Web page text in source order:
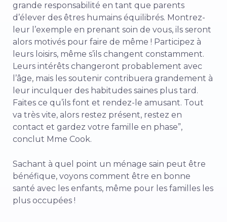
grande responsabilité en tant que parents
d’élever des êtres humains équilibrés. Montrez-
leur l’exemple en prenant soin de vous, ils seront
alors motivés pour faire de même ! Participez à
leurs loisirs, même s’ils changent constamment.
Leurs intérêts changeront probablement avec
l’âge, mais les soutenir contribuera grandement à
leur inculquer des habitudes saines plus tard.
Faites ce qu’ils font et rendez-le amusant. Tout
va très vite, alors restez présent, restez en
contact et gardez votre famille en phase”,
conclut Mme Cook.
Sachant à quel point un ménage sain peut être
bénéfique, voyons comment être en bonne
santé avec les enfants, même pour les familles les
plus occupées !